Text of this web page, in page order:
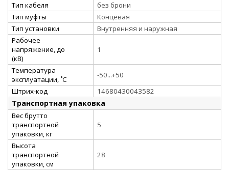
Тип кабеля
без брони
Тип муфты
Концевая
Тип установки
Внутренняя и наружная
Рабочее
напряжение, до
(кВ)
1
Температура
эксплуатации, ˚С
-50...+50
Штрих-код
14680430043582
Транспортная упаковка
Вес брутто
транспортной
упаковки, кг
5
Высота
транспортной
упаковки, см
28